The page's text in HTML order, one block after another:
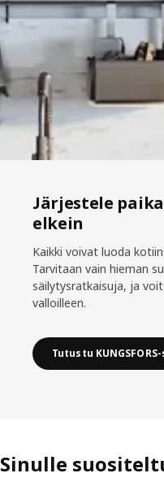
Järjestele
elkein
Kaikki voivat luoda
Tarvitaan vain hieman
säilytysratkaisuja, ja
valloilleen.
Tutustu
Sinulle